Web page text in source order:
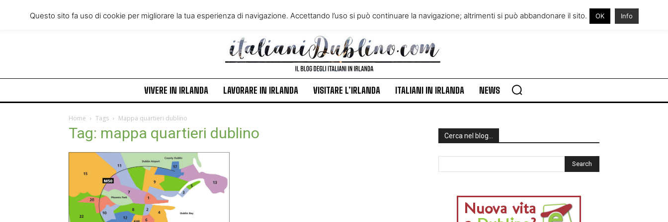
Friday, August 7, 2026 VIVERE IN IRLANDA
VISITARE L’IRLANDA
ITALIANI IN IRLANDA
NEWS
VIVERE IN IRLANDA LAVORARE IN IRLANDA VISITARE L’IRLANDA ITALIANI IN IRLANDA NEWS
Home Tags Mappa quartieri dublino
Tag: mappa quartieri dublino Cerca nel blog…
Questo sito fa uso di cookie per migliorare la tua esperienza di navigazione. Accettando l’uso si può continuare la navigazione; altrimenti si può abbandonare il sito. OK Info